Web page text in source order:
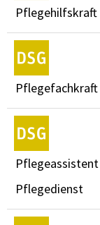
Pflegedienst